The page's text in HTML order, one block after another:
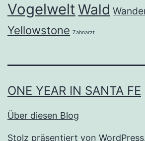
VogelweltWald
Yellowstone Zahnarzt
ONE YEAR IN SANTA FE
Über diesen Blog
Stolz präsentiert von WordPress